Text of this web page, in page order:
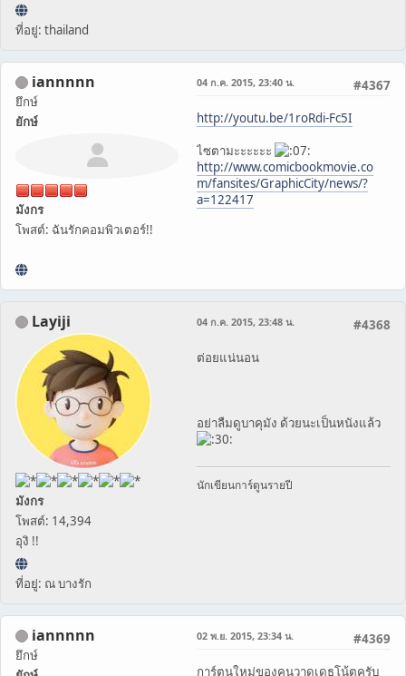
ที่อยู่: thailand
iannnnn
ยึกษ์
ยักษ์
มังกร
โพสต์: ฉันรักคอมพิวเตอร์!!
#4367
04 ก.ค. 2015, 23:40 น.
http://youtu.be/1roRdi-Fc5I
ไซตามะะะะะะ
http://www.comicbookmovie.co
m/fansites/GraphicCity/news/?
a=122417
Layiji
มังกร
โพสต์: 14,394
อุงิ !!
ที่อยู่: ณ บางรัก
#4368
04 ก.ค. 2015, 23:48 น.
ต่อยแน่นอน
อย่าลืมดูบาคุมัง ด้วยนะเป็นหนังแล้ว
นักเขียนการ์ตูนรายปี
iannnnn
ยึกษ์
#4369
02 พ.ย. 2015, 23:34 น.
การ์ตูนใหม่ของคนวาดเดธโน้ตครับ